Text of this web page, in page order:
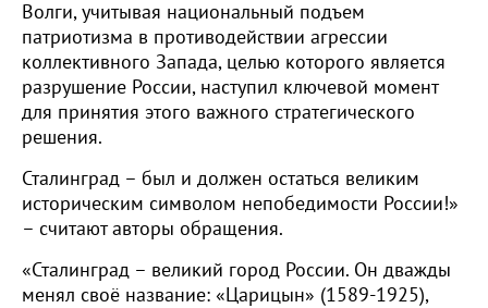
Волги, учитывая национальный подъем
патриотизма в противодействии агрессии
коллективного Запада, целью которого является
разрушение России, наступил ключевой момент
для принятия этого важного стратегического
решения.
Сталинград – был и должен остаться великим
историческим символом непобедимости России!»
– считают авторы обращения.
«Сталинград – великий город России. Он дважды
менял своё название: «Царицын» (1589-1925),